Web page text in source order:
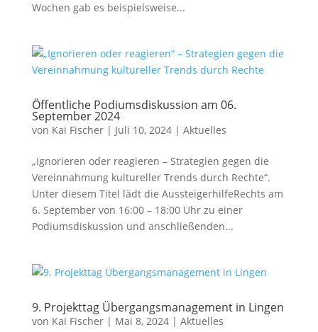
Wochen gab es beispielsweise...
Öffentliche Podiumsdiskussion am 06.
September 2024
von Kai Fischer| Juli 10, 2024| Aktuelles
„Ignorieren oder reagieren – Strategien gegen die
Vereinnahmung kultureller Trends durch Rechte“.
Unter diesem Titel lädt die AussteigerhilfeRechts am
6. September von 16:00 – 18:00 Uhr zu einer
Podiumsdiskussion und anschließenden...
9. Projekttag Übergangsmanagement in Lingen
von Kai Fischer| Mai 8, 2024| Aktuelles